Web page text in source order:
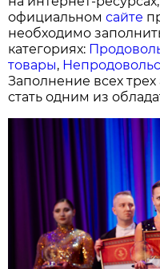
официальномсайте
необходимо
категориях:
товары,
Заполнение всех
стать одним из